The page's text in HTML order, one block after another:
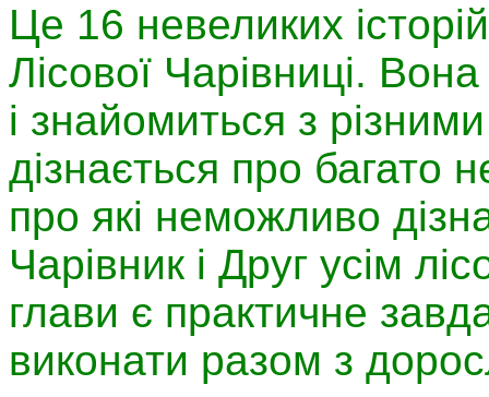
Це 16 невеликих
Лісової Чарівниці.
і знайомиться з
дізнається про багато
про які неможливо
Чарівник і Друг усім
глави є практичне
виконати разом з